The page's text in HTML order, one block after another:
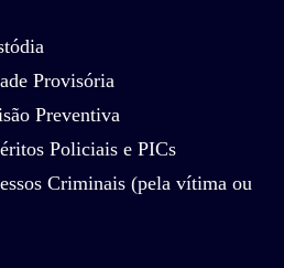
Provisória
Preventiva
Policiais e PICs
Criminais (pela vítima ou